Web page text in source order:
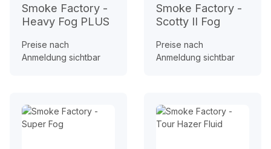
Smoke Factory -
Heavy Fog PLUS
Preise nach
Anmeldung sichtbar
Smoke Factory -
Scotty II Fog
Preise nach
Anmeldung sichtbar